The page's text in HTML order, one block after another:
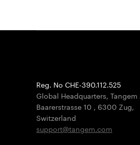
Reg. No CHE-390.112.525
Global Headquarters, Tangem
Baarerstrasse 10 , 6300 Zug,
Switzerland
support@tangem.com